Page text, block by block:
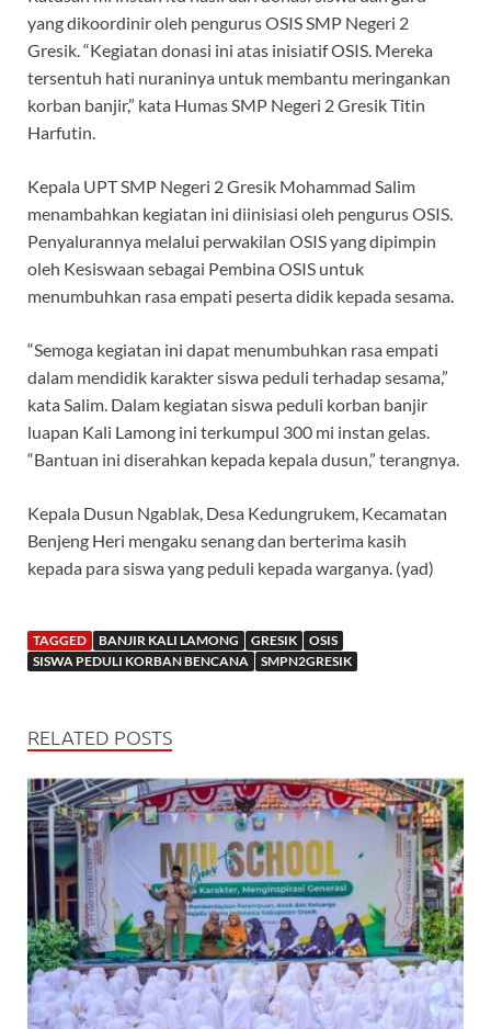
yang dikoordinir oleh pengurus OSIS SMP Negeri 2
Gresik. “Kegiatan donasi ini atas inisiatif OSIS. Mereka
tersentuh hati nuraninya untuk membantu meringankan
korban banjir,” kata Humas SMP Negeri 2 Gresik Titin
Harfutin.
Kepala UPT SMP Negeri 2 Gresik Mohammad Salim
menambahkan kegiatan ini diinisiasi oleh pengurus OSIS.
Penyalurannya melalui perwakilan OSIS yang dipimpin
oleh Kesiswaan sebagai Pembina OSIS untuk
menumbuhkan rasa empati peserta didik kepada sesama.
“Semoga kegiatan ini dapat menumbuhkan rasa empati
dalam mendidik karakter siswa peduli terhadap sesama,”
kata Salim. Dalam kegiatan siswa peduli korban banjir
luapan Kali Lamong ini terkumpul 300 mi instan gelas.
“Bantuan ini diserahkan kepada kepala dusun,” terangnya.
Kepala Dusun Ngablak, Desa Kedungrukem, Kecamatan
Benjeng Heri mengaku senang dan berterima kasih
kepada para siswa yang peduli kepada warganya. (yad)
TAGGED BANJIR KALI LAMONG GRESIK
OSIS
SISWA PEDULI KORBAN BENCANA
SMPN2GRESIK
RELATED POSTS